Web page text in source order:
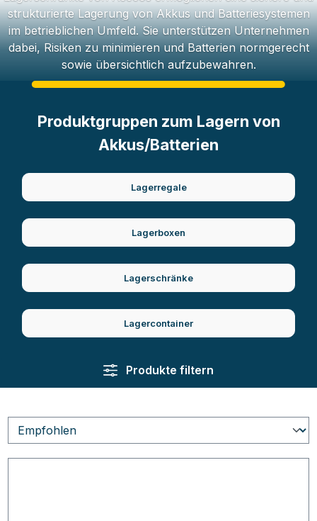
strukturierte Lagerung von Akkus und Batteriesystemen
im betrieblichen Umfeld. Sie unterstützen Unternehmen
dabei, Risiken zu minimieren und Batterien normgerecht
sowie übersichtlich aufzubewahren.
Produktgruppen zum Lagern von
Akkus/Batterien
Lagerregale
Lagerboxen
Lagerschränke
Lagercontainer
Produkte filtern